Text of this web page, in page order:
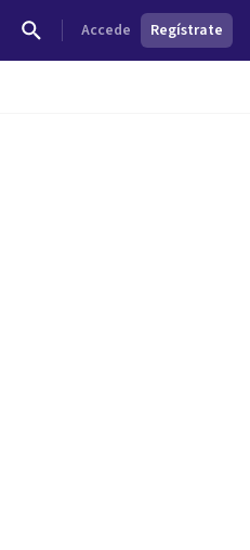
Accede Regístrate